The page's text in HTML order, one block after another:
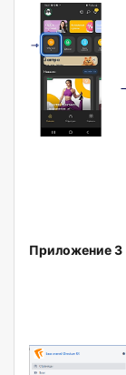
Приложение 3